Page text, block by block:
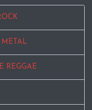
REGGAE